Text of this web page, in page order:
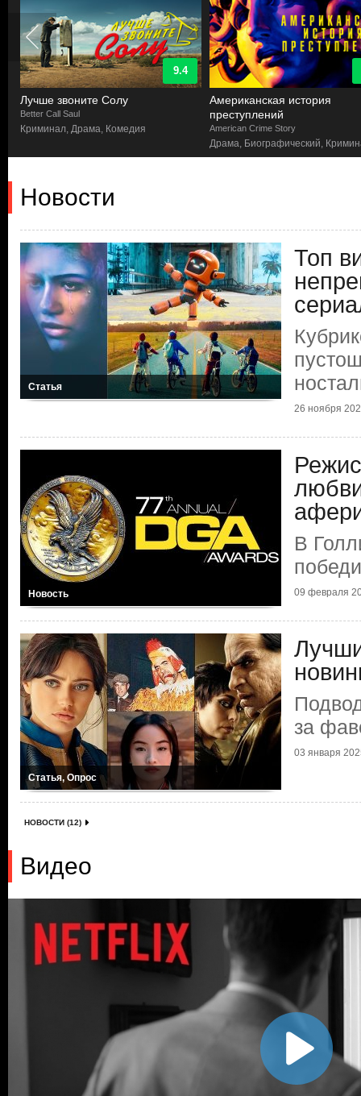
9.4
Лучше звоните Солу
Better Call Saul
Криминал, Драма, Комедия
Американская история
преступлений
American Crime Story
Драма, Биографический,
Новости
Статья
Топ
26 ноября
Новость
В
09 февраля
Статья, Опрос
за
03 января
НОВОСТИ (12)
Видео